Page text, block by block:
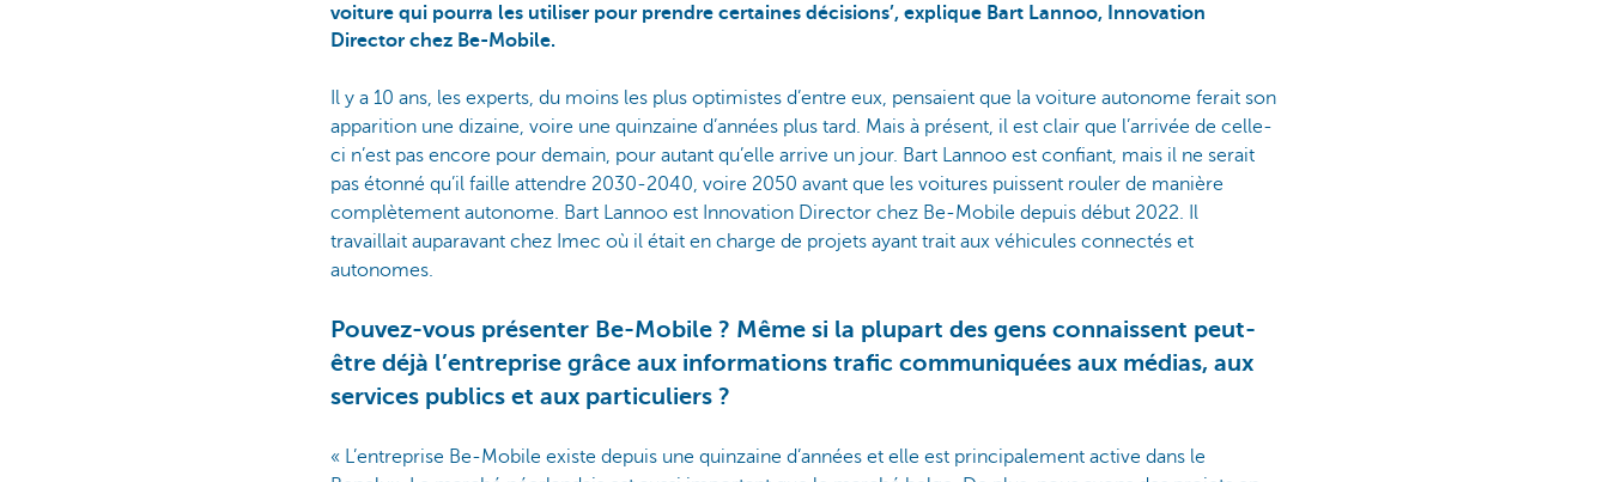
voiture qui pourra les utiliser pour prendre certaines décisions’, explique Bart Lannoo, Innovation
Director chez Be-Mobile.
Il y a 10 ans, les experts, du moins les plus optimistes d’entre eux, pensaient que la voiture autonome ferait son
apparition une dizaine, voire une quinzaine d’années plus tard. Mais à présent, il est clair que l’arrivée de celle-
ci n’est pas encore pour demain, pour autant qu’elle arrive un jour. Bart Lannoo est confiant, mais il ne serait
pas étonné qu’il faille attendre 2030-2040, voire 2050 avant que les voitures puissent rouler de manière
complètement autonome. Bart Lannoo est Innovation Director chez Be-Mobile depuis début 2022. Il
travaillait auparavant chez Imec où il était en charge de projets ayant trait aux véhicules connectés et
autonomes.
Pouvez-vous présenter Be-Mobile ? Même si la plupart des gens connaissent peut-
être déjà l’entreprise grâce aux informations trafic communiquées aux médias, aux
services publics et aux particuliers ?
« L’entreprise Be-Mobile existe depuis une quinzaine d’années et elle est principalement active dans le